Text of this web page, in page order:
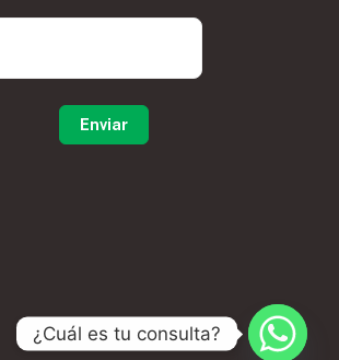
¿Cuál es tu consulta?